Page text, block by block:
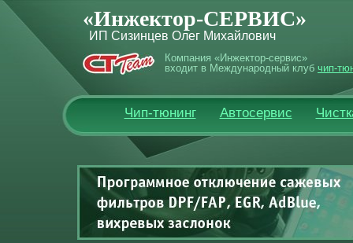
«Инжектор-СЕРВИС»
ИП Сизинцев Олег Михайлович
Компания «Инжектор-сервис»
входит в Международный клуб чип-
Чип-тюнинг Автосервис